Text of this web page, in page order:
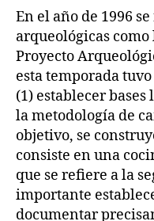
En el año de 1996
arqueológicas
Proyecto
esta temporada
(1) establecer
la metodología de
objetivo, se
consiste en una
que se refiere a la
importante
documentar